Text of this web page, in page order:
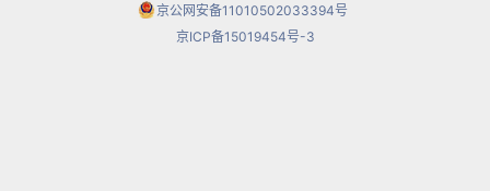
京公网安备11010502033394号
京ICP备15019454号-3